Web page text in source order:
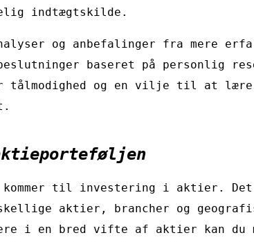
indtægtskilde.
og anbefalinger fra mere
baseret på personlig
tålmodighed og en vilje til at
til investering i aktier. Det
aktier, brancher og
i en bred vifte af aktier kan du